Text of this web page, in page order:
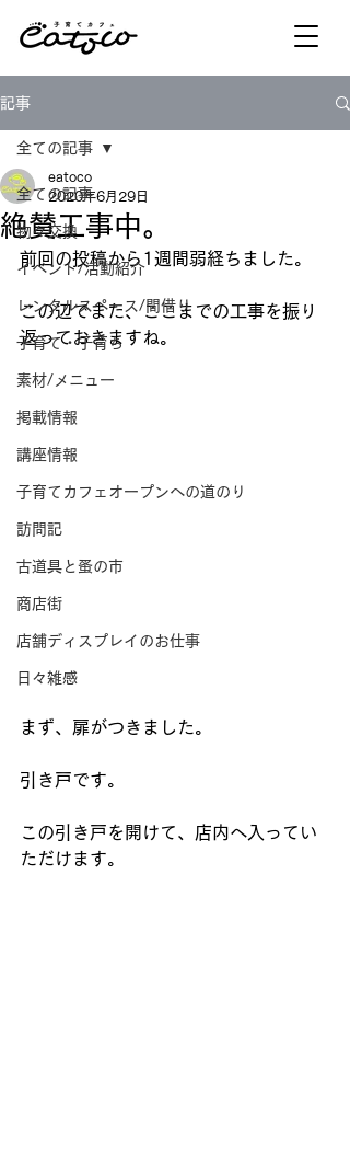
記事
全ての記事
物々交換
イベント/活動紹介
レンタルスペース/間借り
子育て・子育ち
素材/メニュー
掲載情報
講座情報
子育てカフェオープンへの道のり
訪問記
古道具と蚤の市
商店街
店舗ディスプレイのお仕事
日々雑感
全ての記事
絶賛工事中。
eatoco
2020年6月29日
前回の投稿から1週間弱経ちました。
この辺でまた、ここまでの工事を振り
返っておきますね。
まず、扉がつきました。
引き戸です。
この引き戸を開けて、店内へ入ってい
ただけます。